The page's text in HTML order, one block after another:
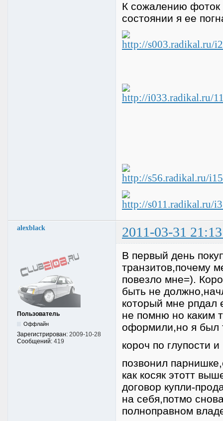
К сожалению фоток
состоянии я ее
alexblack 2011-03-31
Пользователь
Оффлайн
Зарегистрирован: 2009-10-28
Сообщений: 419
В первый день
транзитов,почему
повезло мне=).
быть не
который мне рпдал
не помню но каким
оформили,но я был
короч по глупости
позвонил
как косяк этотт
договор купли-
на себя,потмо
полноправном